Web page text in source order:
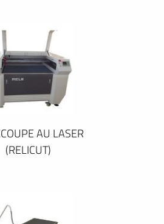
AU LASER
(RELICUT)